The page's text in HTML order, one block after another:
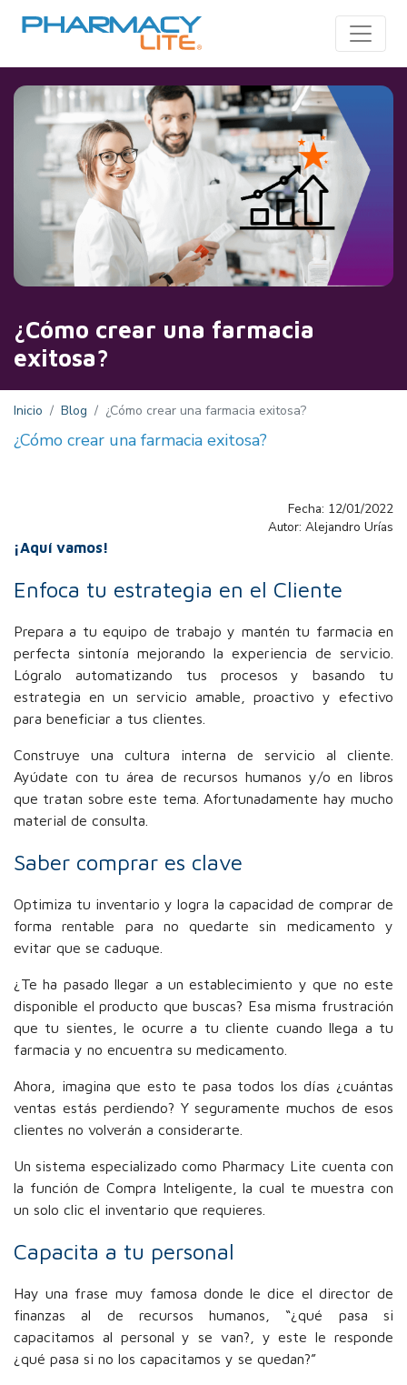
¿Cómo crear una farmacia
exitosa?
Inicio Blog ¿Cómo crear una farmacia exitosa?
¿Cómo crear una farmacia exitosa?
Fecha: 12/01/2022
Autor: Alejandro Urías
¡Aquí vamos!
Enfoca tu estrategia en el Cliente
Prepara a tu equipo de trabajo y mantén tu farmacia en
perfecta sintonía mejorando la experiencia de servicio.
Lógralo automatizando tus procesos y basando tu
estrategia en un servicio amable, proactivo y efectivo
para beneficiar a tus clientes.
Construye una cultura interna de servicio al cliente.
Ayúdate con tu área de recursos humanos y/o en libros
que tratan sobre este tema. Afortunadamente hay mucho
material de consulta.
Saber comprar es clave
Optimiza tu inventario y logra la capacidad de comprar de
forma rentable para no quedarte sin medicamento y
evitar que se caduque.
¿Te ha pasado llegar a un establecimiento y que no este
disponible el producto que buscas? Esa misma frustración
que tu sientes, le ocurre a tu cliente cuando llega a tu
farmacia y no encuentra su medicamento.
Ahora, imagina que esto te pasa todos los días ¿cuántas
ventas estás perdiendo? Y seguramente muchos de esos
clientes no volverán a considerarte.
Un sistema especializado como Pharmacy Lite cuenta con
la función de Compra Inteligente, la cual te muestra con
un solo clic el inventario que requieres.
Capacita a tu personal
Hay una frase muy famosa donde le dice el director de
finanzas al de recursos humanos, “¿qué pasa si
capacitamos al personal y se van?, y este le responde
¿qué pasa si no los capacitamos y se quedan?”